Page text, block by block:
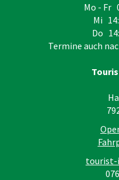
Mo - Fr
Mi
Do
Termine auch
tourist-